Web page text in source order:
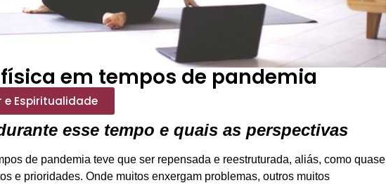
em tempos de pandemia
e Espiritualidade
esse tempo e quais as perspectivas
de pandemia teve que ser repensada e reestruturada, aliás, como quase
e prioridades. Onde muitos enxergam problemas, outros muitos